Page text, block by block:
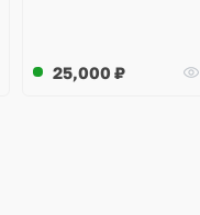
25,000 ₽